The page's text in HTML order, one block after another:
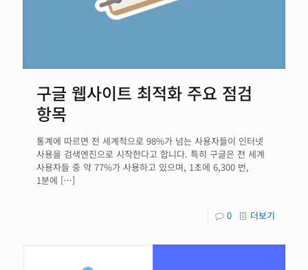
구글 웹사이트 최적화 주요 점검
항목
통계에 따르면 전 세계적으로 98%가 넘는 사용자들이 인터넷
사용을 검색엔진으로 시작한다고 합니다. 특히 구글은 전 세계
사용자들 중 약 77%가 사용하고 있으며, 1초에 6,300 번,
1분에 […]
0 더보기